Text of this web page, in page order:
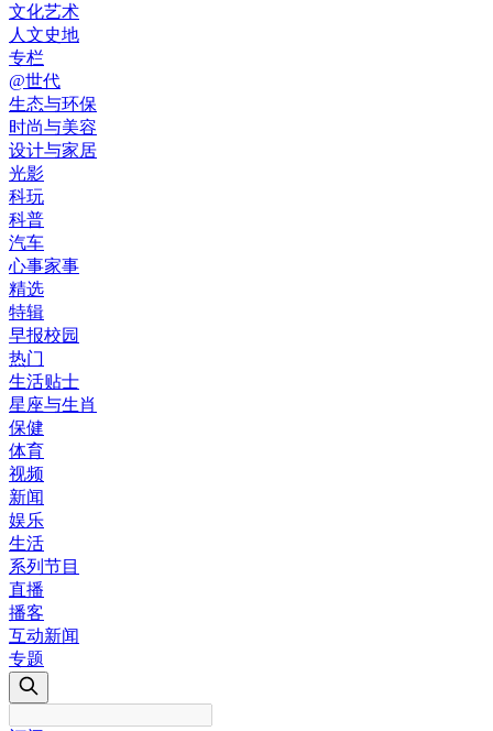
文化艺术
人文史地
专栏
@世代
生态与环保
时尚与美容
设计与家居
光影
科玩
科普
汽车
心事家事
精选
特辑
早报校园
热门
生活贴士
星座与生肖
保健
体育
视频
新闻
娱乐
生活
系列节目
直播
播客
互动新闻
专题